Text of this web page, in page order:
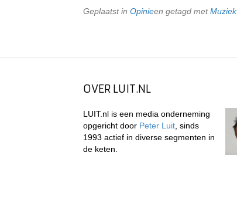
Geplaatst in Opinieen getagd metMuziek
OVER LUIT.NL
LUIT.nl is een media onderneming
opgericht door Peter Luit , sinds
1993 actief in diverse segmenten in
de keten.